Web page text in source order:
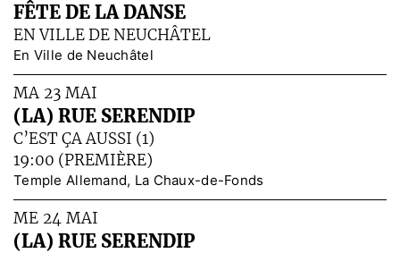
FÊTE DE LA DANSE
EN VILLE DE NEUCHÂTEL
En Ville de Neuchâtel
MA 23 MAI
(LA) RUE SERENDIP
C’EST ÇA AUSSI (1)
19:00 (PREMIÈRE)
Temple Allemand, La Chaux-de-Fonds
ME 24 MAI
(LA) RUE SERENDIP